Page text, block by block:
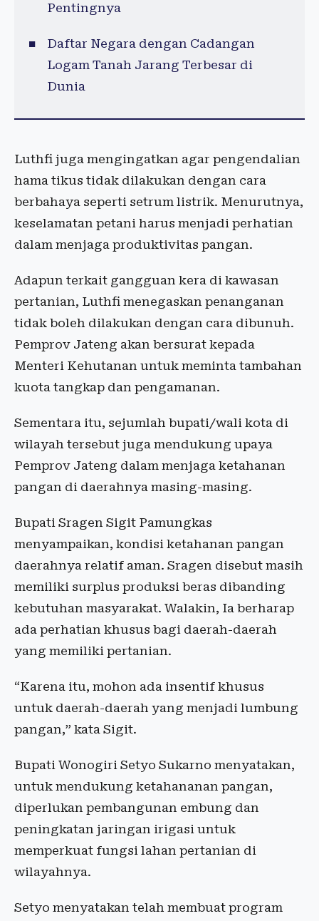
Pentingnya
Daftar Negara dengan Cadangan
Logam Tanah Jarang Terbesar di
Dunia
Luthfi juga mengingatkan agar pengendalian
hama tikus tidak dilakukan dengan cara
berbahaya seperti setrum listrik. Menurutnya,
keselamatan petani harus menjadi perhatian
dalam menjaga produktivitas pangan.
Adapun terkait gangguan kera di kawasan
pertanian, Luthfi menegaskan penanganan
tidak boleh dilakukan dengan cara dibunuh.
Pemprov Jateng akan bersurat kepada
Menteri Kehutanan untuk meminta tambahan
kuota tangkap dan pengamanan.
Sementara itu, sejumlah bupati/wali kota di
wilayah tersebut juga mendukung upaya
Pemprov Jateng dalam menjaga ketahanan
pangan di daerahnya masing-masing.
Bupati Sragen Sigit Pamungkas
menyampaikan, kondisi ketahanan pangan
daerahnya relatif aman. Sragen disebut masih
memiliki surplus produksi beras dibanding
kebutuhan masyarakat. Walakin, Ia berharap
ada perhatian khusus bagi daerah-daerah
yang memiliki pertanian.
“Karena itu, mohon ada insentif khusus
untuk daerah-daerah yang menjadi lumbung
pangan,” kata Sigit.
Bupati Wonogiri Setyo Sukarno menyatakan,
untuk mendukung ketahananan pangan,
diperlukan pembangunan embung dan
peningkatan jaringan irigasi untuk
memperkuat fungsi lahan pertanian di
wilayahnya.
Setyo menyatakan telah membuat program